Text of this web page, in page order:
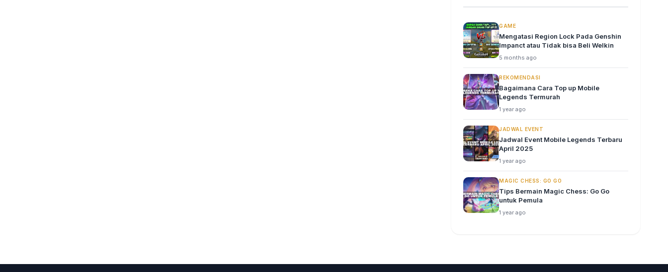
GAME
Mengatasi Region Lock Pada Genshin
Impanct atau Tidak bisa Beli Welkin
5 months ago
REKOMENDASI
Bagaimana Cara Top up Mobile
Legends Termurah
1 year ago
JADWAL EVENT
Jadwal Event Mobile Legends Terbaru
April 2025
1 year ago
MAGIC CHESS: GO GO
Tips Bermain Magic Chess: Go Go
untuk Pemula
1 year ago